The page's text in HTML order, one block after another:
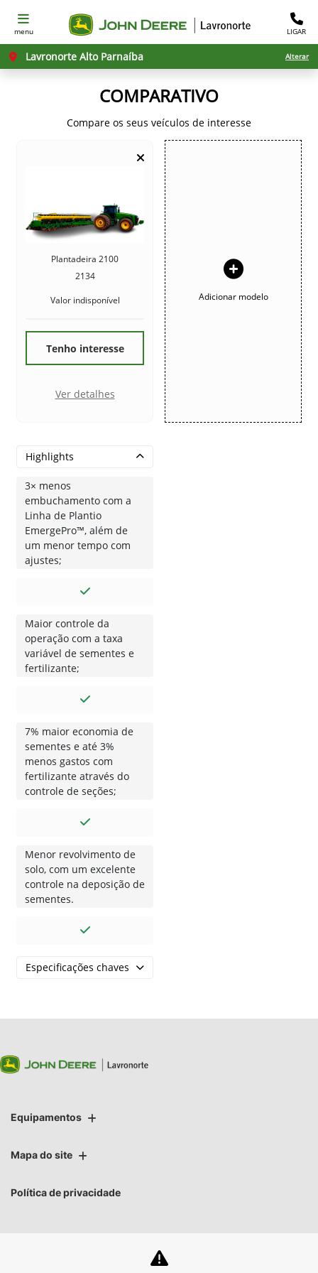
menu LIGAR
Lavronorte Alto Parnaíba Alterar
COMPARATIVO
Compare os seus veículos de interesse
Plantadeira 2100
2134
Valor indisponível
Tenho interesse
Ver detalhes
Adicionar modelo
Highlights
3× menos
embuchamento com a
Linha de Plantio
EmergePro™, além de
um menor tempo com
ajustes;
Maior controle da
operação com a taxa
variável de sementes e
fertilizante;
7% maior economia de
sementes e até 3%
menos gastos com
fertilizante através do
controle de seções;
Menor revolvimento de
solo, com um excelente
controle na deposição de
sementes.
Especificações chaves
Equipamentos
Mapa do site
Política de privacidade